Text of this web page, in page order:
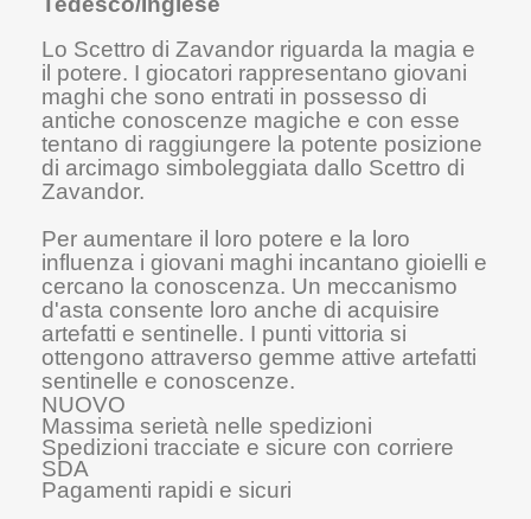
Lo Scettro di Zavandor riguarda la magia e
il potere. I giocatori rappresentano giovani
maghi che sono entrati in possesso di
antiche conoscenze magiche e con esse
tentano di raggiungere la potente posizione
di arcimago simboleggiata dallo Scettro di
Zavandor.
Per aumentare il loro potere e la loro
influenza i giovani maghi incantano gioielli e
cercano la conoscenza. Un meccanismo
d'asta consente loro anche di acquisire
artefatti e sentinelle. I punti vittoria si
ottengono attraverso gemme attive artefatti
sentinelle e conoscenze.
NUOVO
Massima serietà nelle spedizioni
Spedizioni tracciate e sicure con corriere
SDA
Pagamenti rapidi e sicuri